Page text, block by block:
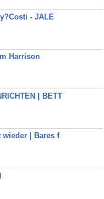
- JALE
Harrison
| BETT
| Bares f